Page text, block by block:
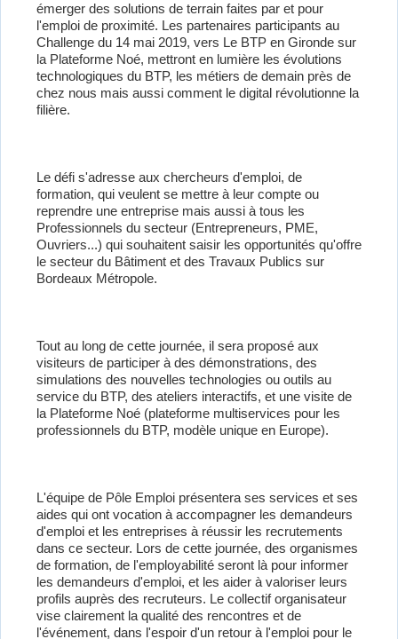
émerger des solutions de terrain faites par et pour
l'emploi de proximité. Les partenaires participants au
Challenge du 14 mai 2019, vers Le BTP en Gironde sur
la Plateforme Noé, mettront en lumière les évolutions
technologiques du BTP, les métiers de demain près de
chez nous mais aussi comment le digital révolutionne la
filière.
Le défi s'adresse aux chercheurs d'emploi, de
formation, qui veulent se mettre à leur compte ou
reprendre une entreprise mais aussi à tous les
Professionnels du secteur (Entrepreneurs, PME,
Ouvriers...) qui souhaitent saisir les opportunités qu'offre
le secteur du Bâtiment et des Travaux Publics sur
Bordeaux Métropole.
Tout au long de cette journée, il sera proposé aux
visiteurs de participer à des démonstrations, des
simulations des nouvelles technologies ou outils au
service du BTP, des ateliers interactifs, et une visite de
la Plateforme Noé (plateforme multiservices pour les
professionnels du BTP, modèle unique en Europe).
L'équipe de Pôle Emploi présentera ses services et ses
aides qui ont vocation à accompagner les demandeurs
d'emploi et les entreprises à réussir les recrutements
dans ce secteur. Lors de cette journée, des organismes
de formation, de l'employabilité seront là pour informer
les demandeurs d'emploi, et les aider à valoriser leurs
profils auprès des recruteurs. Le collectif organisateur
vise clairement la qualité des rencontres et de
l'événement, dans l'espoir d'un retour à l'emploi pour le